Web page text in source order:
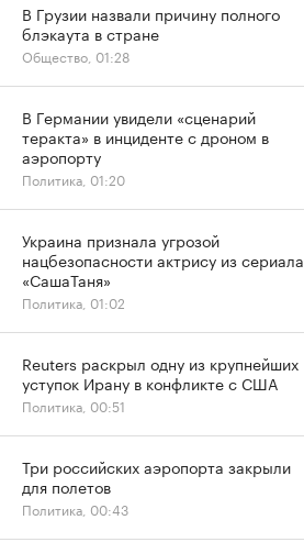
В Грузии назвали причину полного
блэкаута в стране
Общество, 01:28
В Германии увидели «сценарий
теракта» в инциденте с дроном в
аэропорту
Политика, 01:20
Украина признала угрозой
нацбезопасности актрису из сериала
«СашаТаня»
Политика, 01:02
Reuters раскрыл одну из крупнейших
уступок Ирану в конфликте с США
Политика, 00:51
Три российских аэропорта закрыли
для полетов
Политика, 00:43